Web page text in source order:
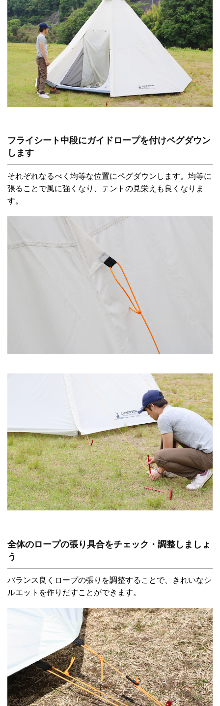
フライシート中段にガイドロープを付けペグダウン
します
それぞれなるべく均等な位置にペグダウンします。均等に
張ることで風に強くなり、テントの見栄えも良くなりま
す。
全体のロープの張り具合をチェック・調整しましょ
う
バランス良くロープの張りを調整することで、きれいなシ
ルエットを作りだすことができます。